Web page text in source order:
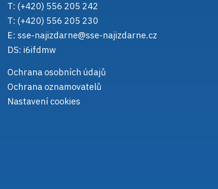
T: (+420) 556 205 242
T: (+420) 556 205 230
E: sse-najizdarne@sse-najizdarne.cz
DS: i6ifdmw
Ochrana osobních údajů
Ochrana oznamovatelů
Nastavení cookies